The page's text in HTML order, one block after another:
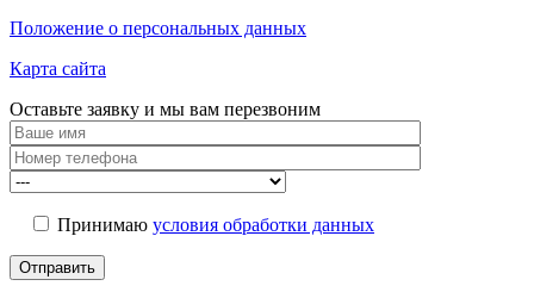
Положение о персональных данных
Карта сайта
Оставьте заявку и мы вам перезвоним
Принимаю условия обработки данных